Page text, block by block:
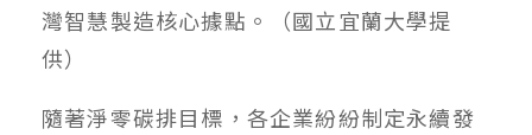
灣智慧製造核心據點。（國立宜蘭大學提
供）
隨著淨零碳排目標，各企業紛紛制定永續發